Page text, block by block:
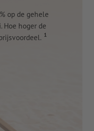
op de gehele
Hoe hoger de
1